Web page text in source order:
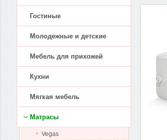
Гостиные
Молодежные и детские
Мебель для прихожей
Кухни
Мягкая мебель
Матрасы
Vegas